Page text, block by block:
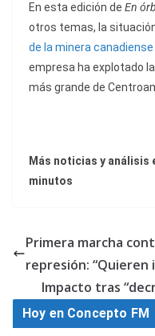
En esta edición de En
otros temas, la
de la minera
empresa ha explotado
más grande de
Más noticias y análisis
minutos
Primera marcha
represión: “Quieren
Impacto tras
Hoy en Concepto FM